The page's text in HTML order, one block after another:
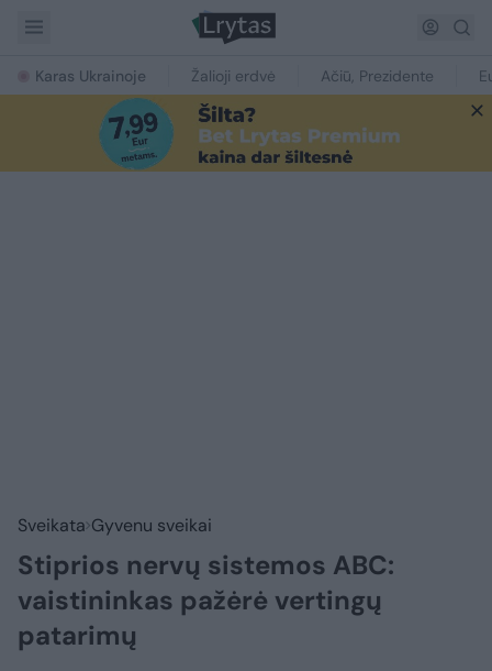
Karas Ukrainoje Žalioji erdvė Ačiū, Prezidente
Sveikata Gyvenu sveikai
Stiprios nervų sistemos ABC:
vaistininkas pažėrė vertingų
patarimų